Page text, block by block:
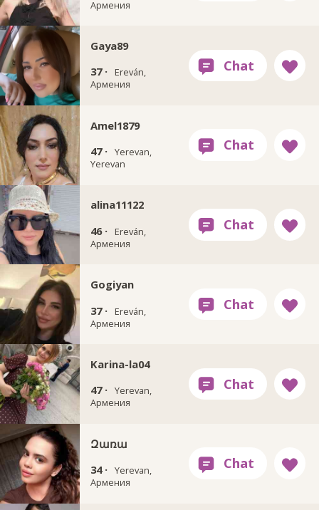
Армения
Gaya89
37 ·
Ereván,
Армения
Amel1879
47 · Yerevan,
Yerevan
alina11122
46 ·
Ereván,
Армения
Gogiyan
37 ·
Ereván,
Армения
Karina-la04
47 · Yerevan,
Армения
Զառա
34 · Yerevan,
Армения